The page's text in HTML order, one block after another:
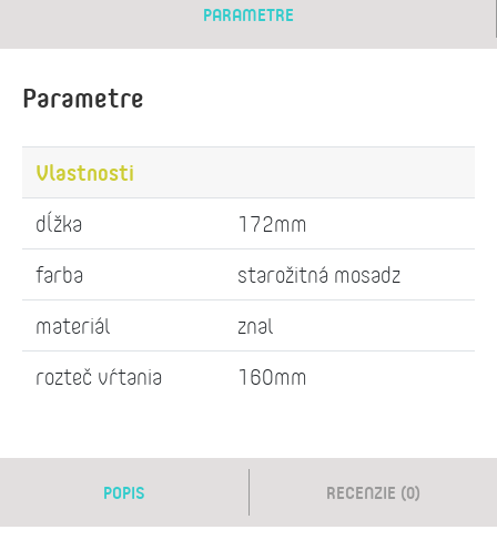
PARAMETRE
Parametre
Vlastnosti
dĺžka
172mm
farba
starožitná mosadz
materiál
znal
rozteč vŕtania
160mm
POPIS RECENZIE (0)